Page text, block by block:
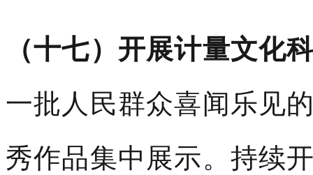
（十七）开展计量文化
一批人民群众喜闻乐见
秀作品集中展示。持续